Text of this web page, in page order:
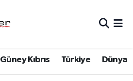
Güney Kıbrıs Türkiye Dünya